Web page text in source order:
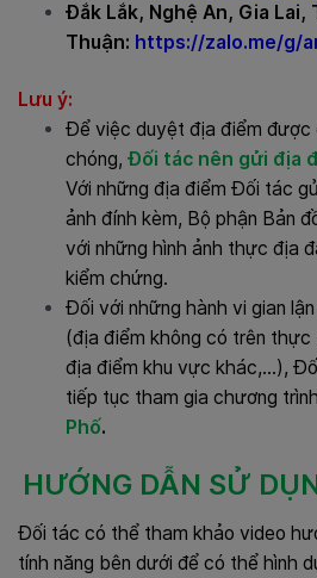
Đắk Lắk, Nghệ An, Gia Lai,
Thuận: https://zalo.me/g/
Lưu ý:
Để việc duyệt địa điểm được
chóng, Đối tác nên gửi địa
Với những địa điểm Đối tác
ảnh đính kèm, Bộ phận Bản
với những hình ảnh thực địa
kiểm chứng.
Đối với những hành vi gian
(địa điểm không có trên thực
địa điểm khu vực khác,…),
tiếp tục tham gia chương trình
Phố.
HƯỚNG DẪN SỬ
Đối tác có thể tham khảo video
tính năng bên dưới để có thể hình